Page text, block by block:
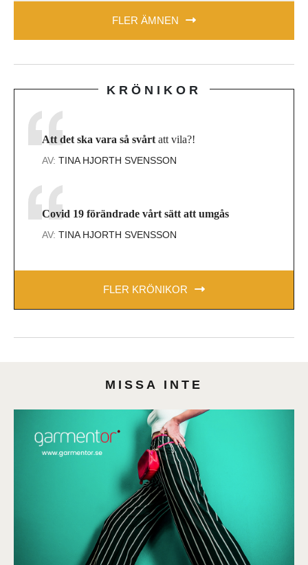
FLER ÄMNEN
KRÖNIKOR
Att det ska vara så svårt att vila?!
AV: TINA HJORTH SVENSSON
Covid 19 förändrade vårt sätt att umgås
AV: TINA HJORTH SVENSSON
FLER KRÖNIKOR
MISSA INTE